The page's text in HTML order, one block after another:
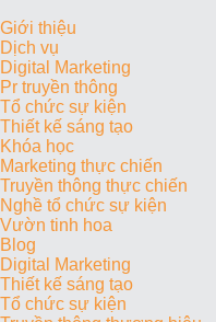
Giới thiệu
Dịch vụ
Digital Marketing
Pr truyền thông
Tổ chức sự kiện
Thiết kế sáng tạo
Khóa học
Marketing thực chiến
Truyền thông thực chiến
Nghề tổ chức sự kiện
Vườn tinh hoa
Blog
Digital Marketing
Thiết kế sáng tạo
Tổ chức sự kiện